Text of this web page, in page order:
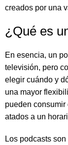
creados por una
¿Qué es
En esencia, un
televisión, pero
elegir cuándo y
una mayor
pueden
atados a un
Los podcasts